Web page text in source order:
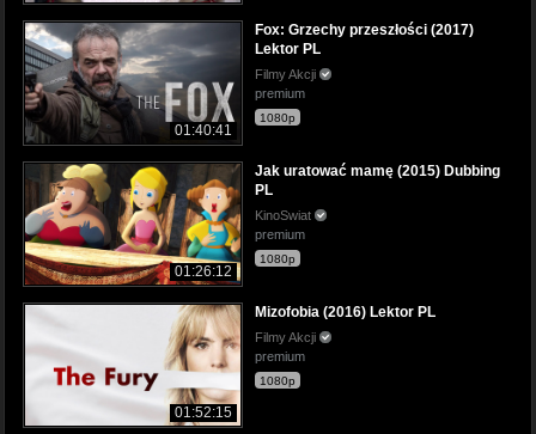
01:40:41
Fox: Grzechy przeszłości (2017)
Lektor PL
Filmy Akcji
premium
1080p
01:26:12
Jak uratować mamę (2015) Dubbing
PL
KinoSwiat
premium
1080p
01:52:15
Mizofobia (2016) Lektor PL
Filmy Akcji
premium
1080p